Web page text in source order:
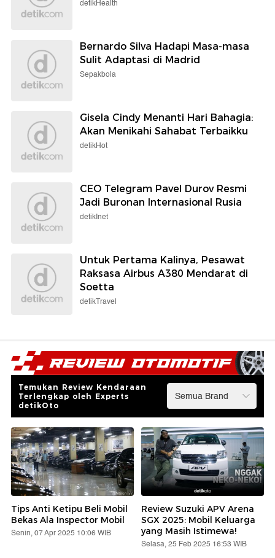
detikHealth
Bernardo Silva Hadapi Masa-masa
Sulit Adaptasi di Madrid
Sepakbola
Gisela Cindy Menanti Hari Bahagia:
Akan Menikahi Sahabat Terbaikku
detikHot
CEO Telegram Pavel Durov Resmi
Jadi Buronan Internasional Rusia
detikInet
Untuk Pertama Kalinya, Pesawat
Raksasa Airbus A380 Mendarat di
Soetta
detikTravel
Temukan Review Kendaraan
Terlengkap oleh Experts
detikOto
Tips Anti Ketipu Beli Mobil
Bekas Ala Inspector Mobil
Senin, 07 Apr 2025 10:06 WIB
Review Suzuki APV Arena
SGX 2025: Mobil Keluarga
yang Masih Istimewa!
Selasa, 25 Feb 2025 16:53 WIB